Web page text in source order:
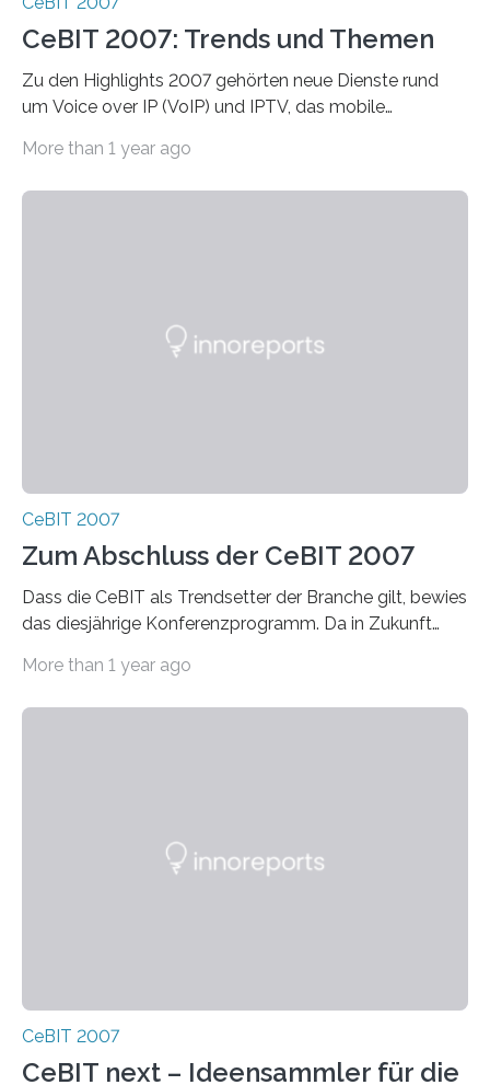
CeBIT 2007: Trends und Themen
Zu den Highlights 2007 gehörten neue Dienste rund
um Voice over IP (VoIP) und IPTV, das mobile
Themen waren der…
More than 1 year ago
CeBIT 2007
Zum Abschluss der CeBIT 2007
Dass die CeBIT als Trendsetter der Branche gilt, bewies
das diesjährige Konferenzprogramm. Da in Zukunft
More than 1 year ago
CeBIT 2007
CeBIT next – Ideensammler für die